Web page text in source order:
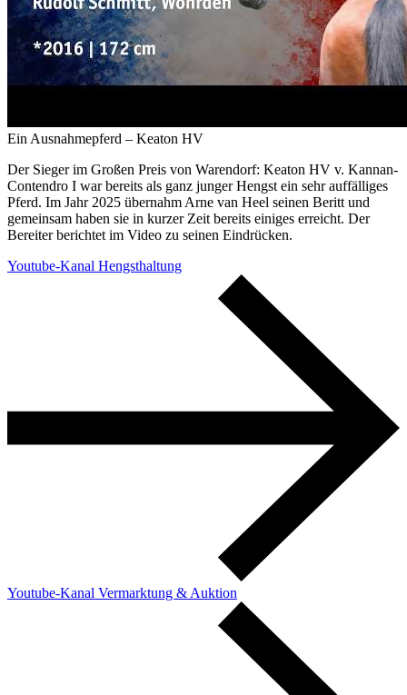
Ein Ausnahmepferd – Keaton HV
Der Sieger im Großen Preis von Warendorf: Keaton HV v. Kannan-
Contendro I war bereits als ganz junger Hengst ein sehr auffälliges
Pferd. Im Jahr 2025 übernahm Arne van Heel seinen Beritt und
gemeinsam haben sie in kurzer Zeit bereits einiges erreicht. Der
Bereiter berichtet im Video zu seinen Eindrücken.
Youtube-Kanal Hengsthaltung
Youtube-Kanal Vermarktung & Auktion